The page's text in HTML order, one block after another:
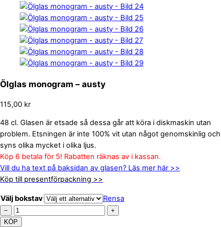
Ölglas monogram – austy
115,00 kr
48 cl. Glasen är etsade så dessa går att köra i diskmaskin utan
problem. Etsningen är inte 100% vit utan något genomskinlig och
syns olika mycket i olika ljus.
Köp 6 betala för 5! Rabatten räknas av i kassan.
Vill du ha text på baksidan av glasen? Läs mer här >>
Köp till presentförpackning >>
Välj bokstav Rensa
−
Ölglas
monogram
+
KÖP